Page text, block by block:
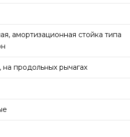
амортизационная стойка типа
на продольных рычагах